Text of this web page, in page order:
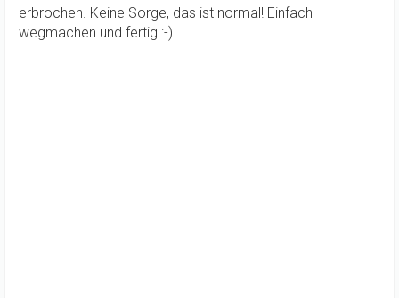
erbrochen. Keine Sorge, das ist normal! Einfach
wegmachen und fertig :-)